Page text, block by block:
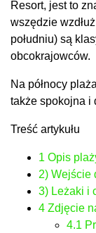
Resort, jest to
wszędzie
południu) są
obcokrajowców.
Na północy
także spokojna i
Treść artykułu
1 Opis
2) Wejście
3) Leżaki i
4 Zdjęcie
4.1